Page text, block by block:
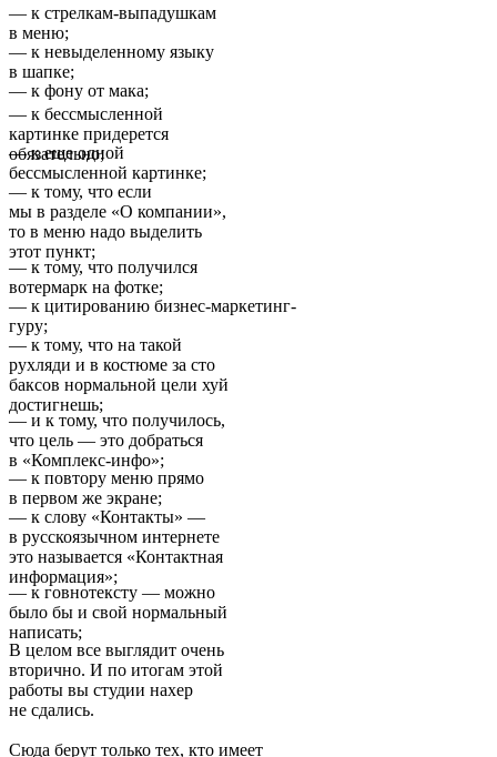
— к стрелкам-выпадушкам
в меню;
— к невыделенному языку
в шапке;
— к фону от мака;
— к бессмысленной
картинке придерется
обязательно;
— к еще одной
бессмысленной картинке;
— к тому, что если
мы в разделе «О компании»,
то в меню надо выделить
этот пункт;
— к тому, что получился
вотермарк на фотке;
— к цитированию бизнес-маркетинг-
гуру;
— к тому, что на такой
рухляди и в костюме за сто
баксов нормальной цели хуй
достигнешь;
— и к тому, что получилось,
что цель — это добраться
в «Комплекс-инфо»;
— к повтору меню прямо
в первом же экране;
— к слову «Контакты» —
в русскоязычном интернете
это называется «Контактная
информация»;
— к говнотексту — можно
было бы и свой нормальный
написать;
В целом все выглядит очень
вторично. И по итогам этой
работы вы студии нахер
не сдались.
Сюда берут только тех, кто имеет